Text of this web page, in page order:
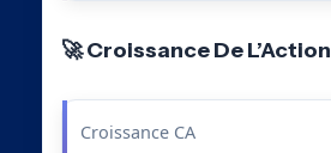
🚀 Croissance De L’Action
Croissance CA